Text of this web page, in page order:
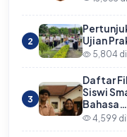
2
Ujian
5,804
3
Daftar
Siswi
Bahasa…
4,599